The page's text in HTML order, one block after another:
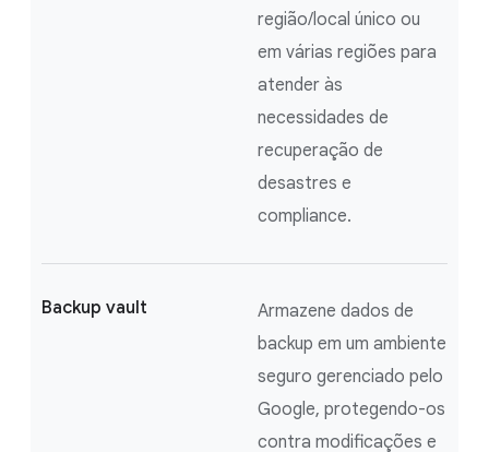
região/local único ou
em várias regiões para
atender às
necessidades de
recuperação de
desastres e
compliance.
Backup vault
Armazene dados de
backup em um ambiente
seguro gerenciado pelo
Google, protegendo-os
contra modificações e